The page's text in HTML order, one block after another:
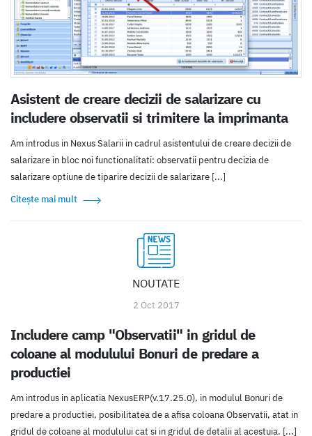
Asistent de creare decizii de salarizare cu
includere observatii si trimitere la imprimanta
Am introdus in Nexus Salarii in cadrul asistentului de creare decizii de
salarizare in bloc noi functionalitati: observatii pentru decizia de
salarizare optiune de tiparire decizii de salarizare [...]
Citește mai mult
NOUTATE
2 Oct 2017
Includere camp "Observatii" in gridul de
coloane al modulului Bonuri de predare a
productiei
Am introdus in aplicatia NexusERP(v.17.25.0), in modulul Bonuri de
predare a productiei, posibilitatea de a afisa coloana Observatii, atat in
gridul de coloane al modulului cat si in gridul de detalii al acestuia. [...]